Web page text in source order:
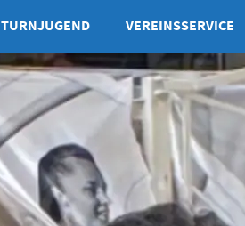
TURNJUGEND VEREINSSERVICE